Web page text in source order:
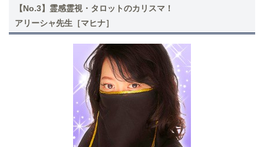
【No.3】霊感霊視・タロットのカリスマ！
アリーシャ先生［マヒナ］